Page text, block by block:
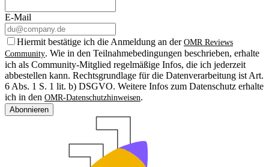
E-Mail
Hiermit bestätige ich die Anmeldung an der OMR Reviews
Community. Wie in den Teilnahmebedingungen beschrieben, erhalte
ich als Community-Mitglied regelmäßige Infos, die ich jederzeit
abbestellen kann. Rechtsgrundlage für die Datenverarbeitung ist Art.
6 Abs. 1 S. 1 lit. b) DSGVO. Weitere Infos zum Datenschutz erhalte
ich in den OMR-Datenschutzhinweisen.
Abonnieren